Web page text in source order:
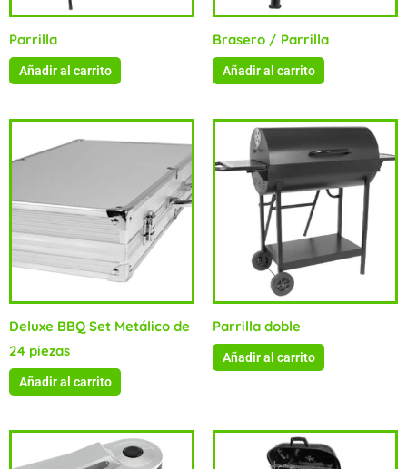
Parrilla
Añadir al carrito
Brasero / Parrilla
Añadir al carrito
Deluxe BBQ Set Metálico de
24 piezas
Añadir al carrito
Parrilla doble
Añadir al carrito